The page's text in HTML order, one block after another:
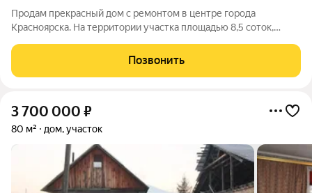
Продам прекрасный дом с ремонтом в центре города
Красноярска. На территории участка площадью 8,5 соток,
гараж- 29,3м2. В доме два этажа, на первом: кухня, гостиная,
три спальни и санузел, на
Позвонить
3 700 000 ₽
80 м² дом, участок